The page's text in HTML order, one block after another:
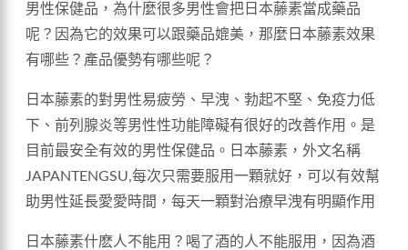
男性保健品，為什麼很多男性會把日本藤素當成藥品
呢？因為它的效果可以跟藥品媲美，那麼日本藤素效果
有哪些？產品優勢有哪些呢？
日本藤素的對男性易疲勞、早洩、勃起不堅、免疫力低
下、前列腺炎等男性性功能障礙有很好的改善作用。是
目前最安全有效的男性保健品。日本藤素，外文名稱
JAPANTENGSU,每次只需要服用一顆就好，可以有效幫
助男性延長愛愛時間，每天一顆對治療早洩有明顯作用
日本藤素什麽人不能用？喝了酒的人不能服用，因為酒